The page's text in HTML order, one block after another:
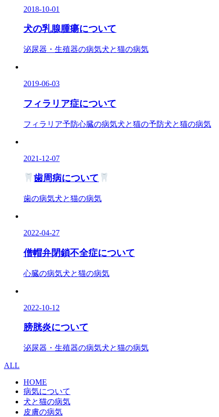
2018-10-01
犬の乳腺腫瘍について
泌尿器・生殖器の病気犬と猫の病気
2019-06-03
フィラリア症について
フィラリア予防心臓の病気犬と猫の予防犬と猫の病気
2021-12-07
歯周病について
歯の病気犬と猫の病気
2022-04-27
僧帽弁閉鎖不全症について
心臓の病気犬と猫の病気
2022-10-12
膀胱炎について
泌尿器・生殖器の病気犬と猫の病気
ALL
HOME
病気について
犬と猫の病気
皮膚の病気